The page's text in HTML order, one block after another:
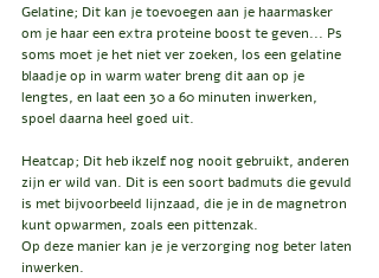
Gelatine; Dit kan je toevoegen aan je haarmasker
om je haar een extra proteine boost te geven... Ps
soms moet je het niet ver zoeken, los een gelatine
blaadje op in warm water breng dit aan op je
lengtes, en laat een 30 a 60 minuten inwerken,
spoel daarna heel goed uit.
Heatcap; Dit heb ikzelf nog nooit gebruikt, anderen
zijn er wild van. Dit is een soort badmuts die gevuld
is met bijvoorbeeld lijnzaad, die je in de magnetron
kunt opwarmen, zoals een pittenzak.
Op deze manier kan je je verzorging nog beter laten
inwerken.